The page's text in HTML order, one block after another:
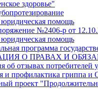
здоровье"
юридическая помощь
№2406-р от
юридическая помощь
программа
О ПРАВАХ И
об отзывах потребителей
и профилактика гриппа
проект